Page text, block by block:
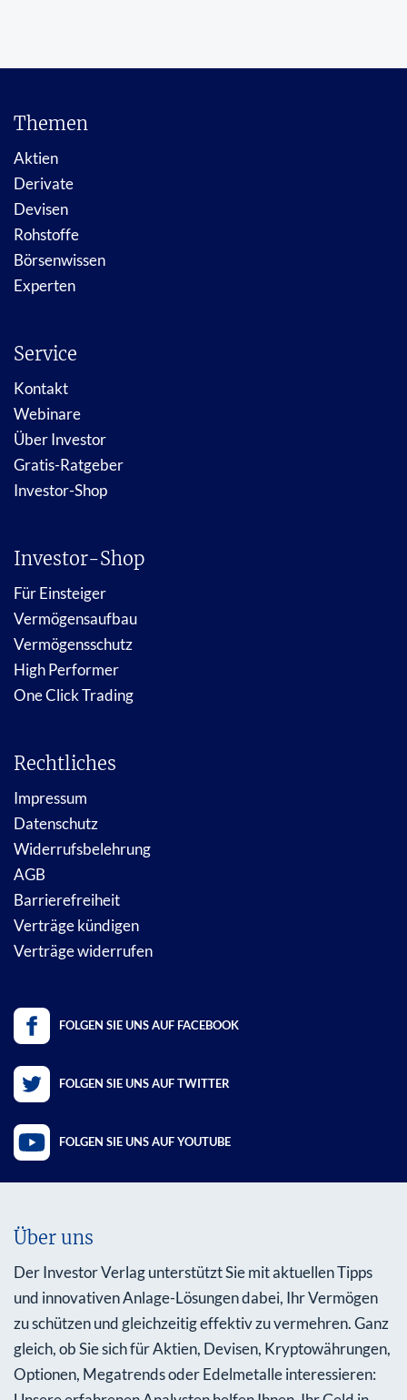
Themen
Aktien
Derivate
Devisen
Rohstoffe
Börsenwissen
Experten
Service
Kontakt
Webinare
Über Investor
Gratis-Ratgeber
Investor-Shop
Investor-Shop
Für Einsteiger
Vermögensaufbau
Vermögensschutz
High Performer
One Click Trading
Rechtliches
Impressum
Datenschutz
Widerrufsbelehrung
AGB
Barrierefreiheit
Verträge kündigen
Verträge widerrufen
FOLGEN SIE UNS AUF FACEBOOK
FOLGEN SIE UNS AUF TWITTER
FOLGEN SIE UNS AUF YOUTUBE
Über uns
Der Investor Verlag unterstützt Sie mit aktuellen Tipps
und innovativen Anlage-Lösungen dabei, Ihr Vermögen
zu schützen und gleichzeitig effektiv zu vermehren. Ganz
gleich, ob Sie sich für Aktien, Devisen, Kryptowährungen,
Optionen, Megatrends oder Edelmetalle interessieren: